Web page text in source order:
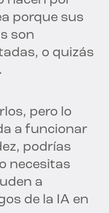
porque sus
son
o quizás
pero lo
a funcionar
podrías
necesitas
a
de la IA en